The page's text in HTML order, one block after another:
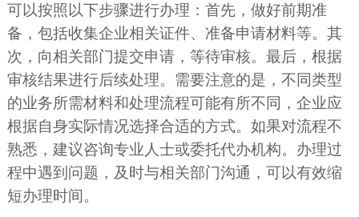
可以按照以下步骤进行办理：首先，做好前期准
备，包括收集企业相关证件、准备申请材料等。其
次，向相关部门提交申请，等待审核。最后，根据
审核结果进行后续处理。需要注意的是，不同类型
的业务所需材料和处理流程可能有所不同，企业应
根据自身实际情况选择合适的方式。如果对流程不
熟悉，建议咨询专业人士或委托代办机构。办理过
程中遇到问题，及时与相关部门沟通，可以有效缩
短办理时间。